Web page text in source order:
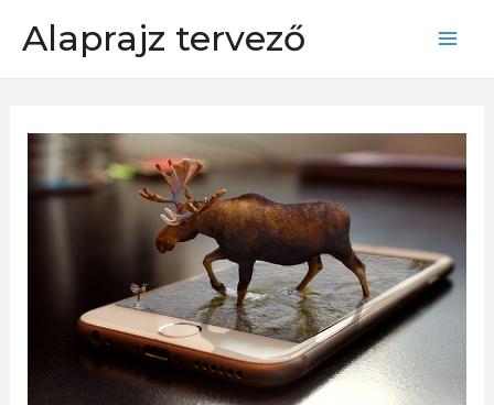
Alaprajz tervező